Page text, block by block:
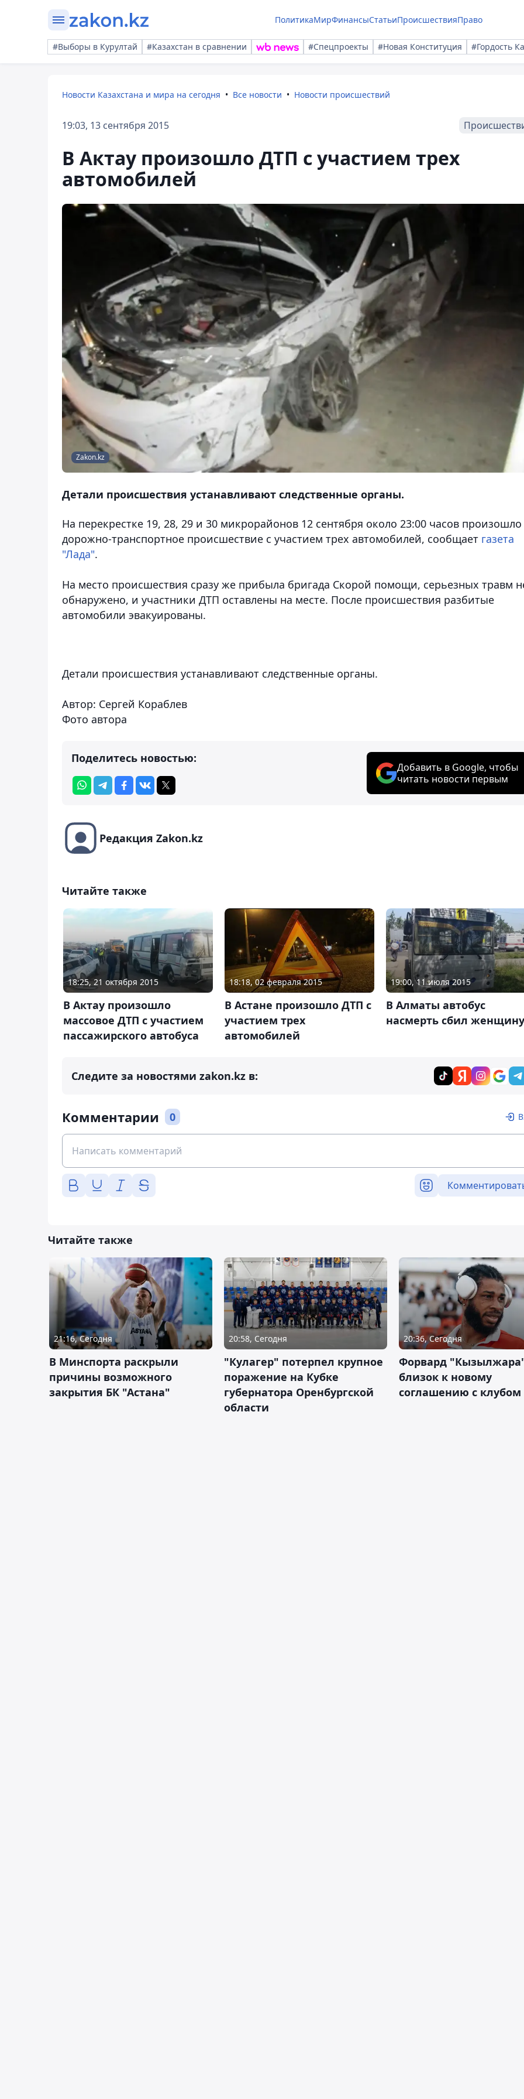
ПолитикаМирФинансыСтатьиПроисшествияПраво
#Выборы в Курултай #Казахстан в сравнении #Спецпроекты #Новая Конституция #Гордость
Новости Казахстана и мира на сегодня Все новости Новости происшествий
19:03, 13 сентября 2015
В Актау произошло ДТП с участием трех
автомобилей
Zakon.kz
Детали происшествия устанавливают следственные органы.
На перекрестке 19, 28, 29 и 30 микрорайонов 12 сентября около 23:00 часов произошло
дорожно-транспортное происшествие с участием трех автомобилей, сообщает газета
"Лада".
На место происшествия сразу же прибыла бригада Скорой помощи, серьезных травм
обнаружено, и участники ДТП оставлены на месте. После происшествия разбитые
автомобили эвакуированы.
Детали происшествия устанавливают следственные органы.
Автор: Сергей Кораблев
Фото автора
Поделитесь новостью:
Добавить в Google, чтобы
читать новости первым
Редакция Zakon.kz
Читайте также
18:25, 21 октября 2015
В Актау произошло
массовое ДТП с участием
пассажирского автобуса
18:18, 02 февраля 2015
В Астане произошло ДТП с
участием трех
автомобилей
19:00, 11 июля 2015
В Алматы автобус
насмерть сбил женщину
Следите за новостями zakon.kz в:
Комментарии 0
Читайте также
21:16, Сегодня
В Минспорта раскрыли
причины возможного
закрытия БК "Астана"
20:58, Сегодня
"Кулагер" потерпел крупное
поражение на Кубке
губернатора Оренбургской
области
20:36, Сегодня
Форвард
близок к новому
соглашению с клубом